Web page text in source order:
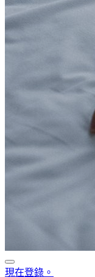
現在登錄。